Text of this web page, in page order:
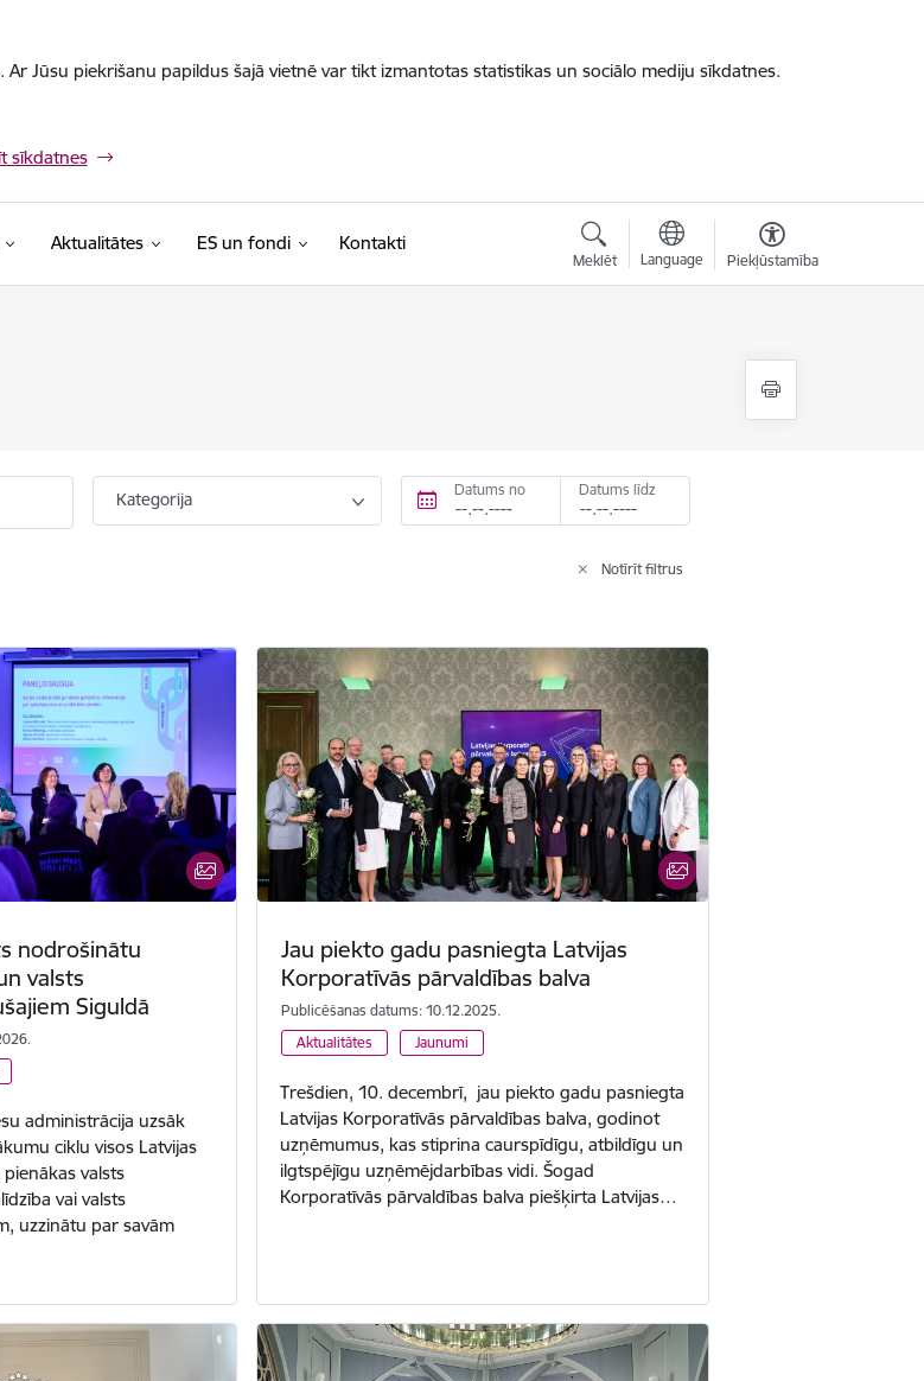
Jūsu piekrišanu papildus šajā vietnē var tikt izmantotas statistikas un sociālo mediju sīkdatnes.
sīkdatnes
Aktualitātes ES un fondi Kontakti
Meklēt Language Piekļūstamība
Kategorija Datums no Datums līdz
Notīrīt filtrus
nodrošinātu
valsts
Siguldā
administrācija uzsāk
ciklu visos Latvijas
valsts
vai valsts
uzzinātu par savām
Jau piekto gadu pasniegta Latvijas
Korporatīvās pārvaldības balva
Publicēšanas datums: 10.12.2025.
Aktualitātes
Jaunumi
Trešdien, 10. decembrī, jau piekto gadu pasniegta
Latvijas Korporatīvās pārvaldības balva, godinot
uzņēmumus, kas stiprina caurspīdīgu, atbildīgu un
ilgtspējīgu uzņēmējdarbības vidi. Šogad
Korporatīvās pārvaldības balva piešķirta Latvijas…